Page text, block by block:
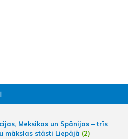
Meksikas un Spānijas – trīs
mākslas stāsti Liepājā (2)